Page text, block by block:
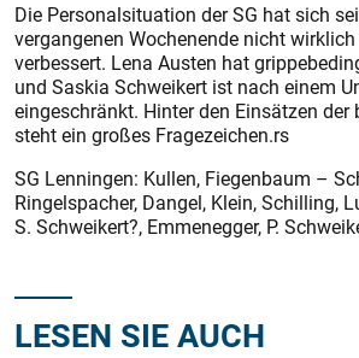
Die Personalsituation der SG hat sich
vergangenen Wochenende nicht
verbessert. Lena Austen hat
und Saskia Schweikert ist nach einem
eingeschränkt. Hinter den Einsätzen der
steht ein großes Fragezeichen.rs
SG Lenningen: Kullen, Fiegenbaum –
Ringelspacher, Dangel, Klein, Schilling,
S. Schweikert?, Emmenegger, P.
LESEN SIE AUCH